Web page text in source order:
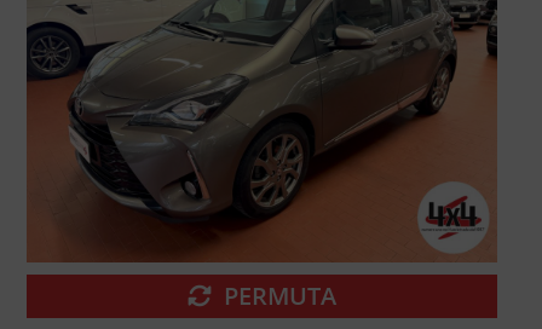
PERMUTA